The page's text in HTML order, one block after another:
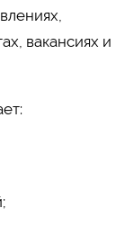
вакансиях и